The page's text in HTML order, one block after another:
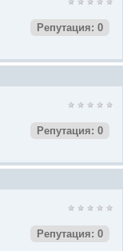
Репутация: 0
Репутация: 0
Репутация: 0